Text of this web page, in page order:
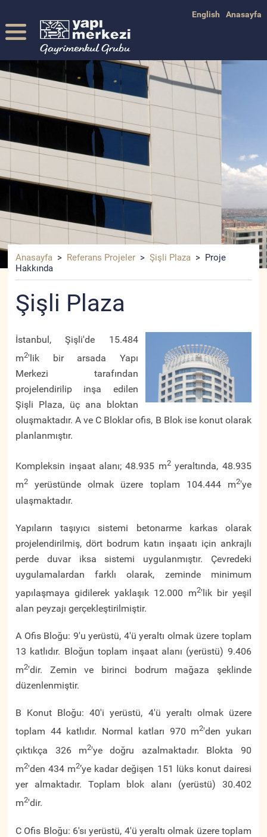
English Anasayfa
Anasayfa > Referans Projeler >Şişli Plaza > Proje
Hakkında
Şişli Plaza
İstanbul, Şişli'de 15.484
m2'lik bir arsada Yapı
Merkezi tarafından
projelendirilip inşa edilen
Şişli Plaza, üç ana bloktan
oluşmaktadır. A ve C Bloklar ofis, B Blok ise konut olarak
planlanmıştır.
Kompleksin inşaat alanı; 48.935 m2yeraltında, 48.935
m2 yerüstünde olmak üzere toplam 104.444 m2'ye
ulaşmaktadır.
Yapıların taşıyıcı sistemi betonarme karkas olarak
projelendirilmiş, dört bodrum katın inşaatı için ankrajlı
perde duvar iksa sistemi uygulanmıştır. Çevredeki
uygulamalardan farklı olarak, zeminde minimum
yapılaşmaya gidilerek yaklaşık 12.000 m2'lik bir yeşil
alan peyzajı gerçekleştirilmiştir.
A Ofis Bloğu: 9'u yerüstü, 4'ü yeraltı olmak üzere toplam
13 katlıdır. Bloğun toplam inşaat alanı (yerüstü) 9.406
m2'dir. Zemin ve birinci bodrum mağaza şeklinde
düzenlenmiştir.
B Konut Bloğu: 40'i yerüstü, 4'ü yeraltı olmak üzere
toplam 44 katlıdır. Normal katları 970 m2'den yukarı
çıktıkça 326 m2'ye doğru azalmaktadır. Blokta 90
m2'den 434 m2’ye kadar değişen 151 lüks konut dairesi
yer almaktadır. Toplam blok alanı (yerüstü) 30.402
m2'dir.
C Ofis Bloğu: 6'sı yerüstü, 4'ü yeraltı olmak üzere toplam